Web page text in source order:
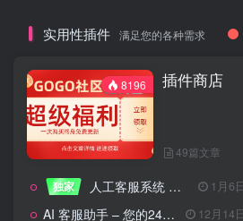
实用性插件 满足您的各种需求
8196 插件商店
49篇文章
独家 人工客服系统 技术开发文档 1月6
AI 客服助手 – 您的24/7智能客服专家
12月14